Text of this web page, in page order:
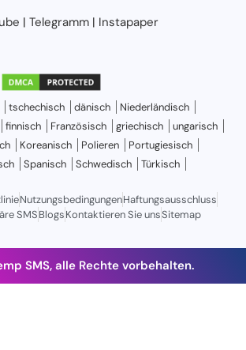
|Telegramm | Instapaper
tschechisch dänisch
Niederländisch
finnisch Französisch griechisch
ungarisch
Koreanisch Polieren
Portugiesisch
Spanisch Schwedisch
Türkisch
NutzungsbedingungenHaftungsausschluss
SMSBlogsKontaktieren Sie unsSitemap
SMS, alle Rechte vorbehalten.